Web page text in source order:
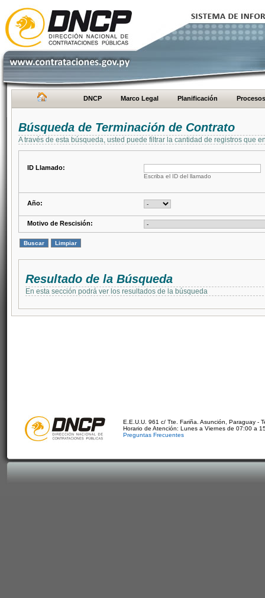
DNCP Marco Legal Planificación Procesos
Búsqueda de Terminación de Contrato
A través de esta búsqueda, usted puede filtrar la cantidad de registros que
ID Llamado:
Escriba el ID del llamado
Año:
Motivo de Rescisión:
Resultado de la Búsqueda
En esta sección podrá ver los resultados de la búsqueda
E.E.U.U. 961 c/ Tte. Fariña. Asunción, Paraguay -
Horario de Atención: Lunes a Viernes de 07:00 a
Preguntas Frecuentes